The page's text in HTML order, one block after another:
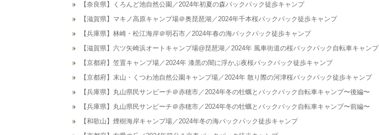
【奈良県】くろんど池自然公園／2024年初夏の森バックパック徒歩キャンプ
【滋賀県】マキノ高原キャンプ場＠奥琵琶湖／2024年千本桜バックパック徒歩キャンプ
【兵庫県】林崎・松江海岸＠明石市／2024年春の海バックパック徒歩キャンプ
【滋賀県】六ツ矢崎浜オートキャンプ場@琵琶湖／2024年 風車街道の桜バックパック自転車キャンプ
【京都府】笠置キャンプ場／2024年 漆黒の闇に浮かぶ夜桜バックパック徒歩キャンプ
【京都府】末山・くつわ池自然公園キャンプ場／2024年 散り際の河津桜バックパック徒歩キャンプ
【兵庫県】丸山県民サンビーチ＠赤穂市／2024年冬の牡蠣とバックパック自転車キャンプ〜後編〜
【兵庫県】丸山県民サンビーチ＠赤穂市／2024年冬の牡蠣とバックパック自転車キャンプ〜前編〜
【和歌山】煙樹海岸キャンプ場／2024年冬の海バックパック徒歩キャンプ